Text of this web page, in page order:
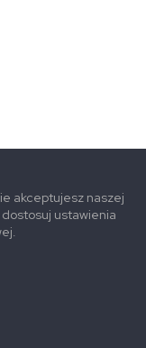
akceptujesz naszej
dostosuj ustawienia